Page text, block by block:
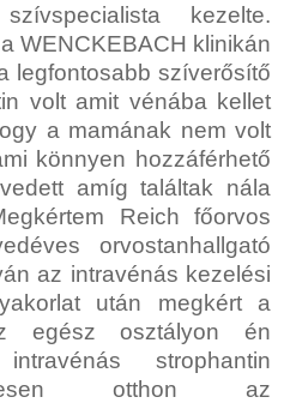
kezelte.
WENCKEBACH klinikán
legfontosabb szíverősítő
volt amit vénába kellet
a mamának nem volt
könnyen hozzáférhető
amíg találtak nála
Reich főorvos
orvostanhallgató
az intravénás kezelési
után megkért a
egész osztályon én
strophantin
otthon az